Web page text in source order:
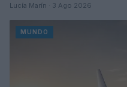
Lucía Marín · 3 Ago 2026
MUNDO